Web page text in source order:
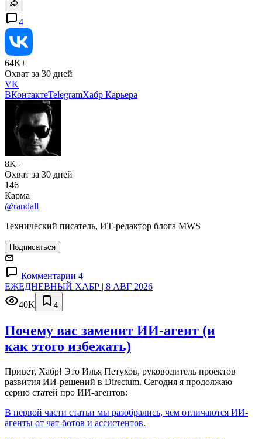
4
64K+
Охват за 30 дней
VK
ВКонтактеTelegramХабр Карьера
8K+
Охват за 30 дней
146
Карма
@randall
Технический писатель, ИТ-редактор блога MWS
Подписаться
Комментарии 4
ЕЖЕДНЕВНЫЙ ХАБР | 8 АВГ 2026
40K
4
Почему вас заменит ИИ‑агент (и
как этого избежать)
Привет, Хабр! Это Илья Петухов, руководитель проектов
развития ИИ-решений в Directum. Сегодня я продолжаю
серию статей про ИИ-агентов:
В первой части статьи мы разобрались, чем отличаются ИИ-
агенты от чат-ботов и ассистентов.